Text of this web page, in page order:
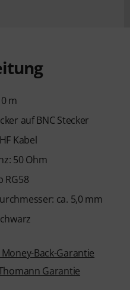
m
auf BNC Stecker
Kabel
50 Ohm
RG58
ca. 5,0 mm
Money-Back-Garantie
Garantie